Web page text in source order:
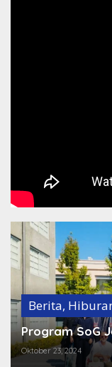
Berita,
Program SoG
Oktober 23, 2024